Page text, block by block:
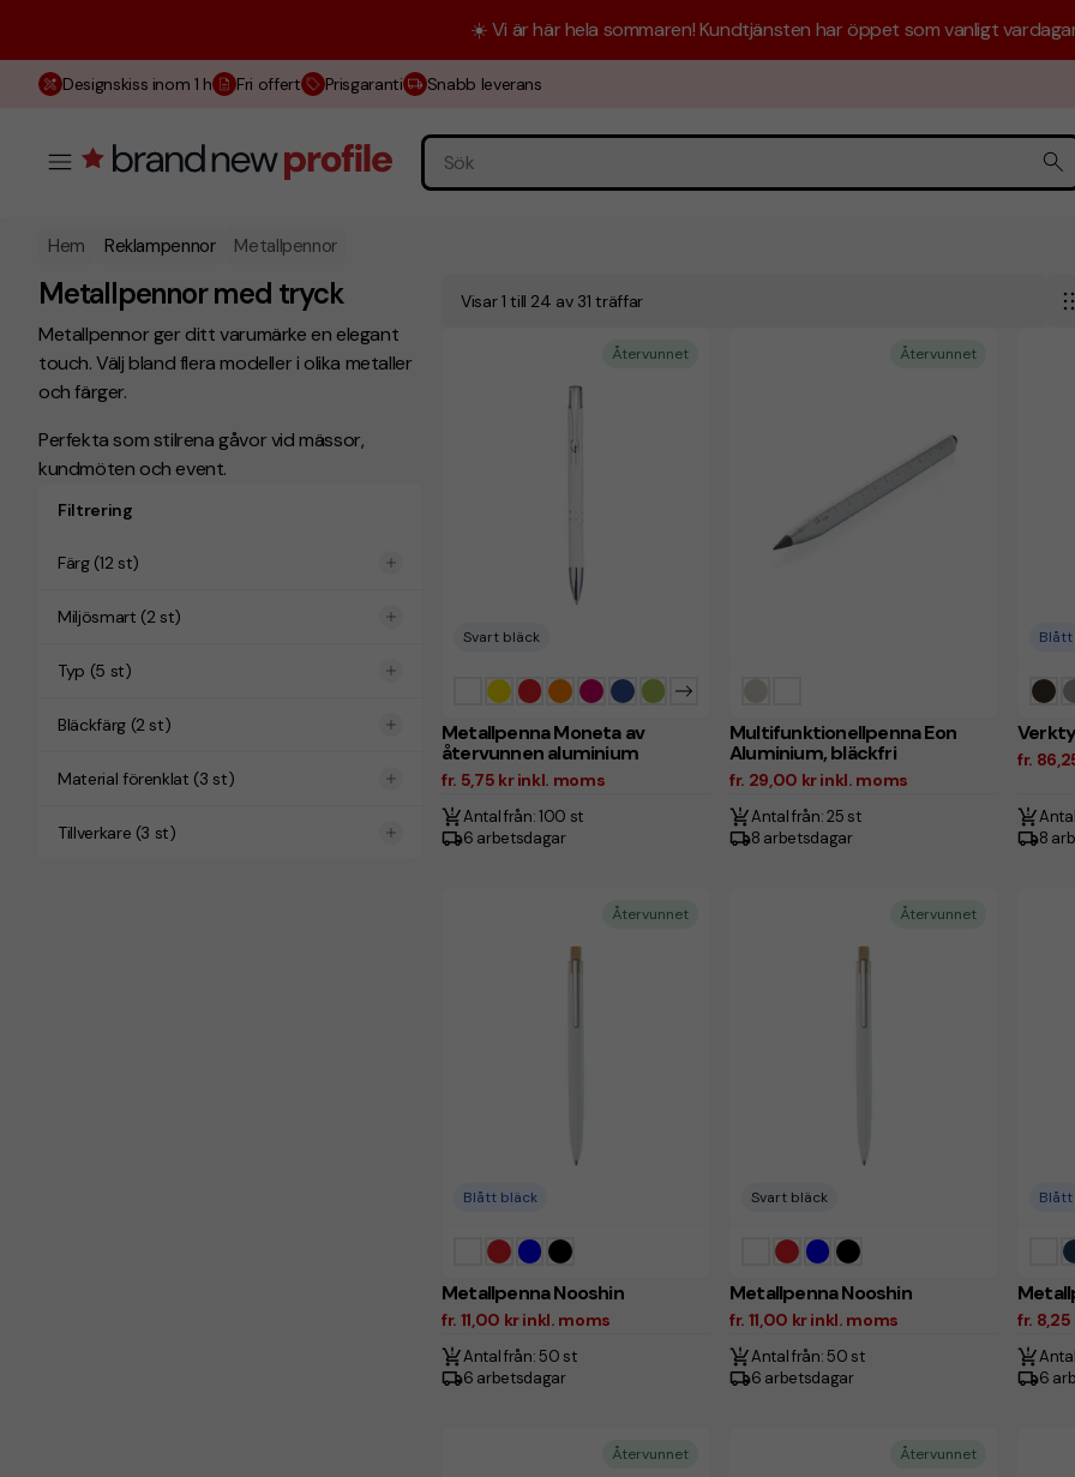
☀️ Vi är här hela sommaren! Kundtjänsten har öppet som vanligt vardagar
Designskiss inom 1 h Fri offert Prisgaranti Snabb leverans
Hem Reklampennor Metallpennor
Metallpennor med tryck
Metallpennor ger ditt varumärke en elegant
touch. Välj bland flera modeller i olika metaller
och färger.
Perfekta som stilrena gåvor vid mässor,
kundmöten och event.
Filtrering
Färg (12st)
Miljösmart (2st)
Typ (5 st)
Bläckfärg (2st)
Material förenklat (3 st)
Tillverkare (3 st)
Visar 1 till 24 av 31 träffar
Återvunnet
Svart bläck
Metallpenna Moneta av
återvunnen aluminium
fr. 5,75 kr inkl. moms
Antal från: 100 st
6 arbetsdagar
Återvunnet
Multifunktionellpenna Eon
Aluminium, bläckfri
fr. 29,00 kr inkl. moms
Antal från: 25 st
8 arbetsdagar
fr.
8
Återvunnet
Blått bläck
Metallpenna Nooshin
fr. 11,00 kr inkl. moms
Antal från: 50 st
6 arbetsdagar
Återvunnet
Svart bläck
Metallpenna Nooshin
fr. 11,00 kr inkl. moms
Antal från: 50 st
6 arbetsdagar
fr.
6
Återvunnet Återvunnet